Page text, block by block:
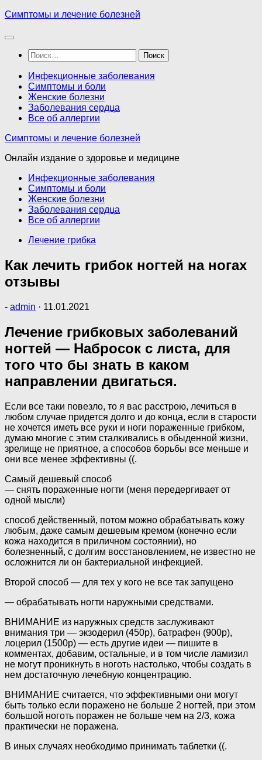
Перейти
содержимому
Симптомы и лечение болезней
Найти:
Инфекционные заболевания
Симптомы и боли
Женские болезни
Заболевания сердца
Все об аллергии
Симптомы и лечение болезней
Онлайн издание о здоровье и медицине
Инфекционные заболевания
Симптомы и боли
Женские болезни
Заболевания сердца
Все об аллергии
Лечение грибка
Как лечить грибок ногтей на ногах
отзывы
- admin · 11.01.2021
Лечение грибковых заболеваний
ногтей — Набросок с листа, для
того что бы знать в каком
направлении двигаться.
Если все таки повезло, то я вас расстрою, лечиться в
любом случае придется долго и до конца, если в старости
не хочется иметь все руки и ноги пораженные грибком,
думаю многие с этим сталкивались в обыденной жизни,
зрелище не приятное, а способов борьбы все меньше и
они все менее эффективны ((.
Самый дешевый способ
— снять пораженные ногти (меня передергивает от
одной мысли)
способ действенный, потом можно обрабатывать кожу
любым, даже самым дешевым кремом (конечно если
кожа находится в приличном состоянии), но
болезненный, с долгим восстановлением, не известно не
осложнится ли он бактериальной инфекцией.
Второй способ — для тех у кого не все так запущено
— обрабатывать ногти наружными средствами.
ВНИМАНИЕ из наружных средств заслуживают
внимания три — экзодерил (450р), батрафен (900р),
лоцерил (1500р) — есть другие идеи — пишите в
комментах, добавим, остальные, и в том числе ламизил
не могут проникнуть в ноготь настолько, чтобы создать в
нем достаточную лечебную концентрацию.
ВНИМАНИЕ считается, что эффективными они могут
быть только если поражено не больше 2 ногтей, при этом
большой ноготь поражен не больше чем на 2/3, кожа
практически не поражена.
В иных случаях необходимо принимать таблетки ((.